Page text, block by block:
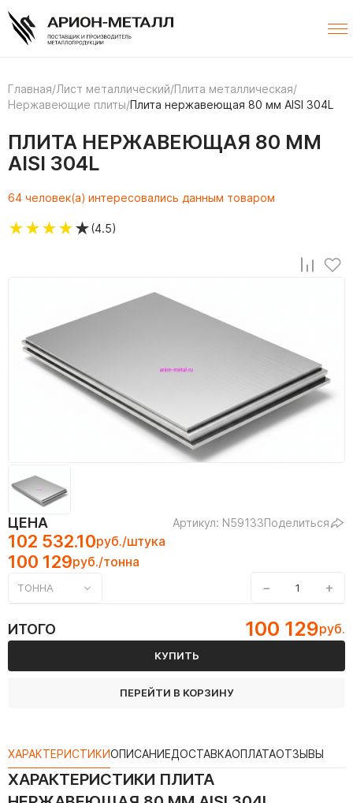
Главная/Лист металлический/Плита металлическая/
Нержавеющие плиты/Плита нержавеющая 80 мм AISI 304L
ПЛИТА НЕРЖАВЕЮЩАЯ 80 ММ
AISI 304L
64 человек(а) интересовались данным товаром
★★★★★(4.5)
ЦЕНА Артикул: N59133Поделиться
102 532.10руб./штука
100 129руб./тонна
ТОННА − +
ИТОГО 100 129руб.
КУПИТЬ
ПЕРЕЙТИ В КОРЗИНУ
ХАРАКТЕРИСТИКИОПИСАНИЕДОСТАВКАОПЛАТАОТЗЫВЫ
ХАРАКТЕРИСТИКИ ПЛИТА